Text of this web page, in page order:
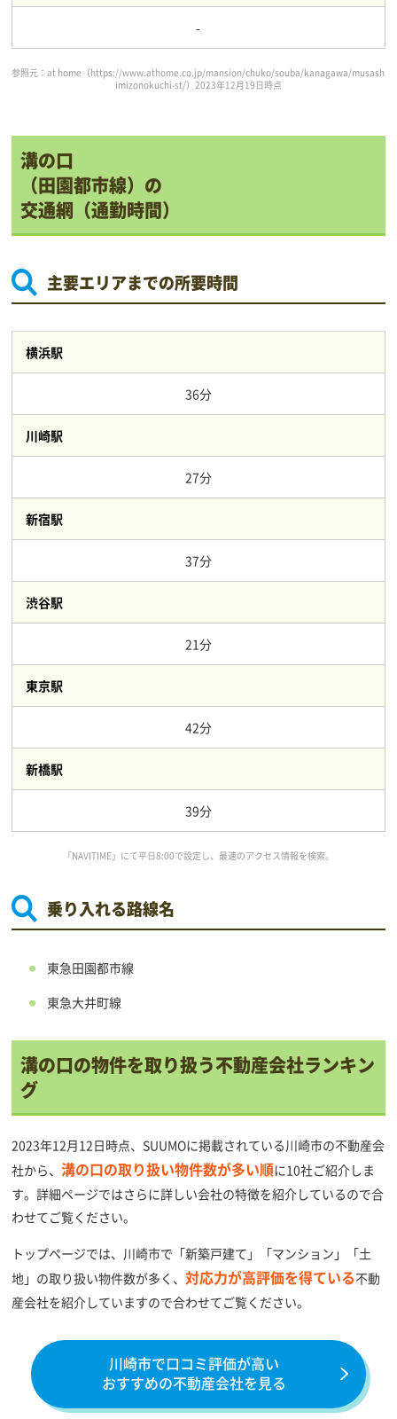
-
参照元：at home（https://www.athome.co.jp/mansion/chuko/souba/kanagawa/musash
imizonokuchi-st/）2023年12月19日時点
溝の口
（田園都市線）の
交通網（通勤時間）
主要エリアまでの所要時間
横浜駅
36分
川崎駅
27分
新宿駅
37分
渋谷駅
21分
東京駅
42分
新橋駅
39分
「NAVITIME」にて平日8:00で設定し、最速のアクセス情報を検索。
乗り入れる路線名
東急田園都市線
東急大井町線
溝の口の物件を取り扱う不動産会社ランキン
グ
2023年12月12日時点、SUUMOに掲載されている川崎市の不動産会
社から、溝の口の取り扱い物件数が多い順に10社ご紹介しま
す。詳細ページではさらに詳しい会社の特徴を紹介しているので合
わせてご覧ください。
トップページでは、川崎市で「新築戸建て」「マンション」「土
地」の取り扱い物件数が多く、対応力が高評価を得ている不動
産会社を紹介していますので合わせてご覧ください。
川崎市で口コミ評価が高い
おすすめの不動産会社を見る